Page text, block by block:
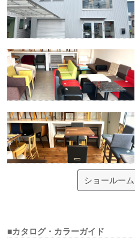
ショールー
■カタログ・カラーガイド